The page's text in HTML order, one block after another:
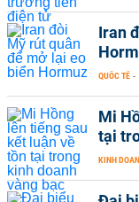
Iran
QUỐC TẾ -
Mi
tại
KINH